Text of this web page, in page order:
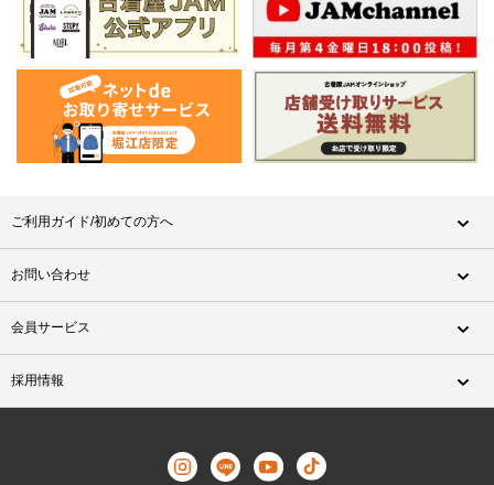
ご利用ガイド/初めての方へ
お問い合わせ
会員サービス
採用情報